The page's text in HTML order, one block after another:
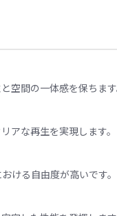
空間の一体感を保ちます
アな再生を実現します。
ける自由度が高いです。